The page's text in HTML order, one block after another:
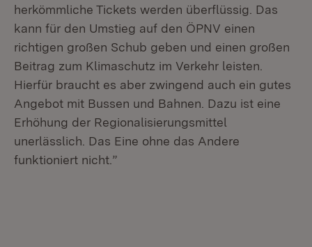
herkömmliche Tickets werden überflüssig. Das
kann für den Umstieg auf den ÖPNV einen
richtigen großen Schub geben und einen großen
Beitrag zum Klimaschutz im Verkehr leisten.
Hierfür braucht es aber zwingend auch ein gutes
Angebot mit Bussen und Bahnen. Dazu ist eine
Erhöhung der Regionalisierungsmittel
unerlässlich. Das Eine ohne das Andere
funktioniert nicht.”